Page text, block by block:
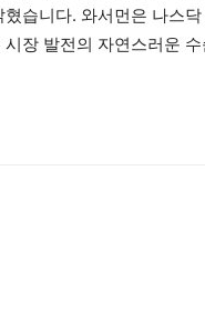
습니다. 와서먼은 나스
장 발전의 자연스러운